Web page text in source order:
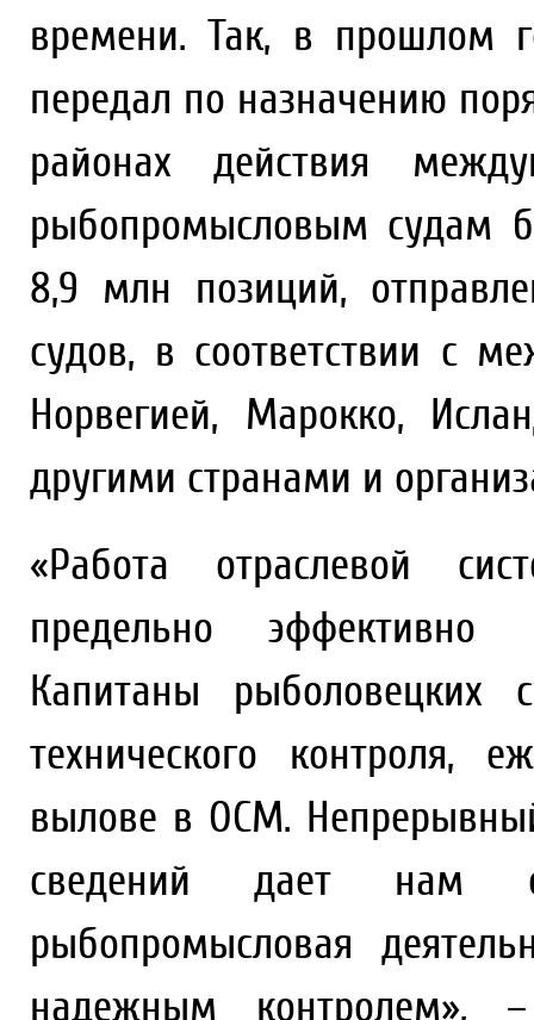
времени. Так, в прошлом
передал по назначению
районах действия
рыбопромысловым судам
8,9 млн позиций,
судов, в соответствии с
Норвегией, Марокко,
другими странами и
«Работа отраслевой
предельно эффективно
Капитаны рыболовецких
технического контроля,
вылове в ОСМ.
сведений дает нам
рыбопромысловая
надежным контролем»,